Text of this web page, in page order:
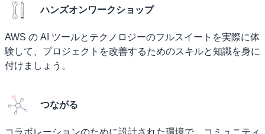
ハンズオンワークショップ
AWS の AI ツールとテクノロジーのフルスイートを実際に体
験して、プロジェクトを改善するためのスキルと知識を身に
付けましょう。
つながる
コラボレーションのために設計された環境で、コミュニティ